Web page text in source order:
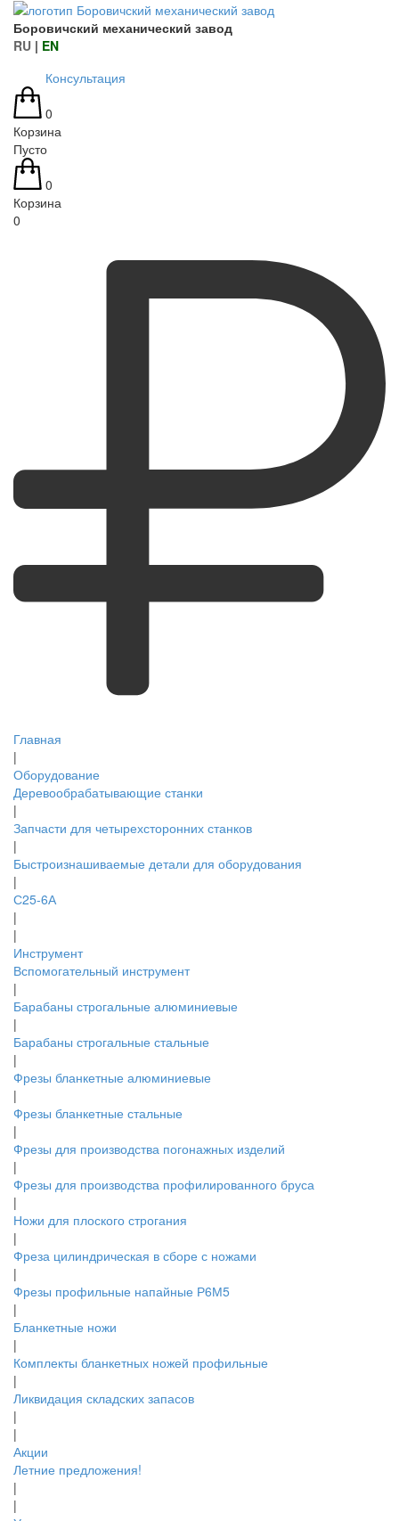
Боровичский механический завод
RU | EN
Консультация
0
Корзина
Пусто
0
Корзина
0
Главная
|
Оборудование
Деревообрабатывающие станки
|
Запчасти для четырехсторонних станков
|
Быстроизнашиваемые детали для оборудования
|
С25-6А
|
|
Инструмент
Вспомогательный инструмент
|
Барабаны строгальные алюминиевые
|
Барабаны строгальные стальные
|
Фрезы бланкетные алюминиевые
|
Фрезы бланкетные стальные
|
Фрезы для производства погонажных изделий
|
Фрезы для производства профилированного бруса
|
Ножи для плоского строгания
|
Фреза цилиндрическая в сборе с ножами
|
Фрезы профильные напайные Р6М5
|
Бланкетные ножи
|
Комплекты бланкетных ножей профильные
|
Ликвидация складских запасов
|
|
Акции
Летние предложения!
|
|